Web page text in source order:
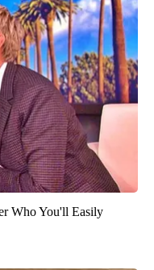
Who You'll Easily